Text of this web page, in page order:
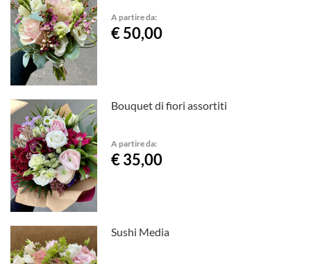
A partire da:
€ 50,00
Bouquet di fiori assortiti
A partire da:
€ 35,00
Sushi Media